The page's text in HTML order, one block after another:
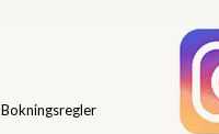
Bokningsregler